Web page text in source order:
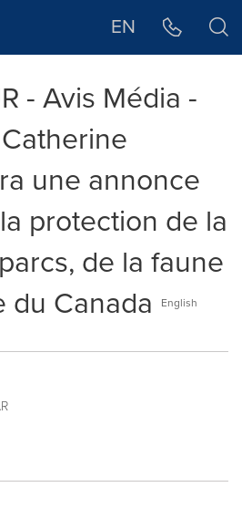
EN
- Avis Média -
une annonce
protection de la
de la faune
du Canada
English